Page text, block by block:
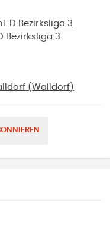
D Bezirksliga 3
Bezirksliga 3
(Walldorf)